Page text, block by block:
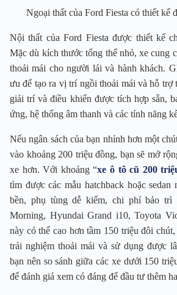
Ngoại thất của Ford Fiesta có thiết kế
Nội thất của Ford Fiesta được thiết kế
Mặc dù kích thước tổng thể nhỏ, xe cung
thoải mái cho người lái và hành khách.
ưu để tạo ra vị trí ngồi thoải mái và hỗ trợ
giải trí và điều khiển được tích hợp sẵn,
ứng, hệ thống âm thanh và các tính năng
Nếu ngân sách của bạn nhỉnh hơn một
vào khoảng 200 triệu đồng, bạn sẽ mở
xe hơn. Với khoảng “xe ô tô cũ 200
tìm được các mẫu hatchback hoặc
bền, phụ tùng dễ kiếm, chi phí bảo
Morning, Hyundai Grand i10, Toyota
này có thể cao hơn tầm 150 triệu đôi
trải nghiệm thoải mái và sử dụng được
bạn nên so sánh giữa các xe dưới 150
để đánh giá xem có đáng để đầu tư thêm